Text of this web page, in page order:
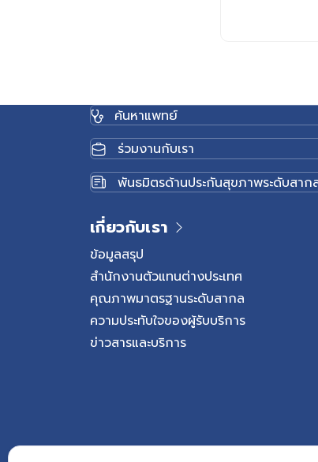
ประสาทหรือหัวใ
เด็กอย่างใกล้ชิด
น้ำมูก น้ำลาย ขอ
รวมถึงการสัมผัส
เฉพาะในพื้นที่ที่เ
มือเท้าปาก อาการ
หลังจากได้รับเ
ปานกลาง เจ็บป
หลังจากนั้นอาจพ
รวมถึงตุ่มน้ำใสข
เท้า และในบาง
แต่อาจทำให้เด็ก
เตือนที่ควรรีบพ
ประทานยาลดไข้
ค้นหาแพทย์
ร่วมงานกับเรา
พันธมิตรด้านประกันสุขภาพระดับสาก
เกี่ยวกับเรา
ข้อมูลสรุป
สำนักงานตัวแทนต่างประเทศ
คุณภาพมาตรฐานระดับสากล
ความประทับใจของผู้รับบริการ
ข่าวสารและบริการ